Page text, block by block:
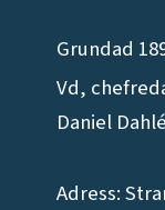
Grundad
Vd,
Daniel
Adress: